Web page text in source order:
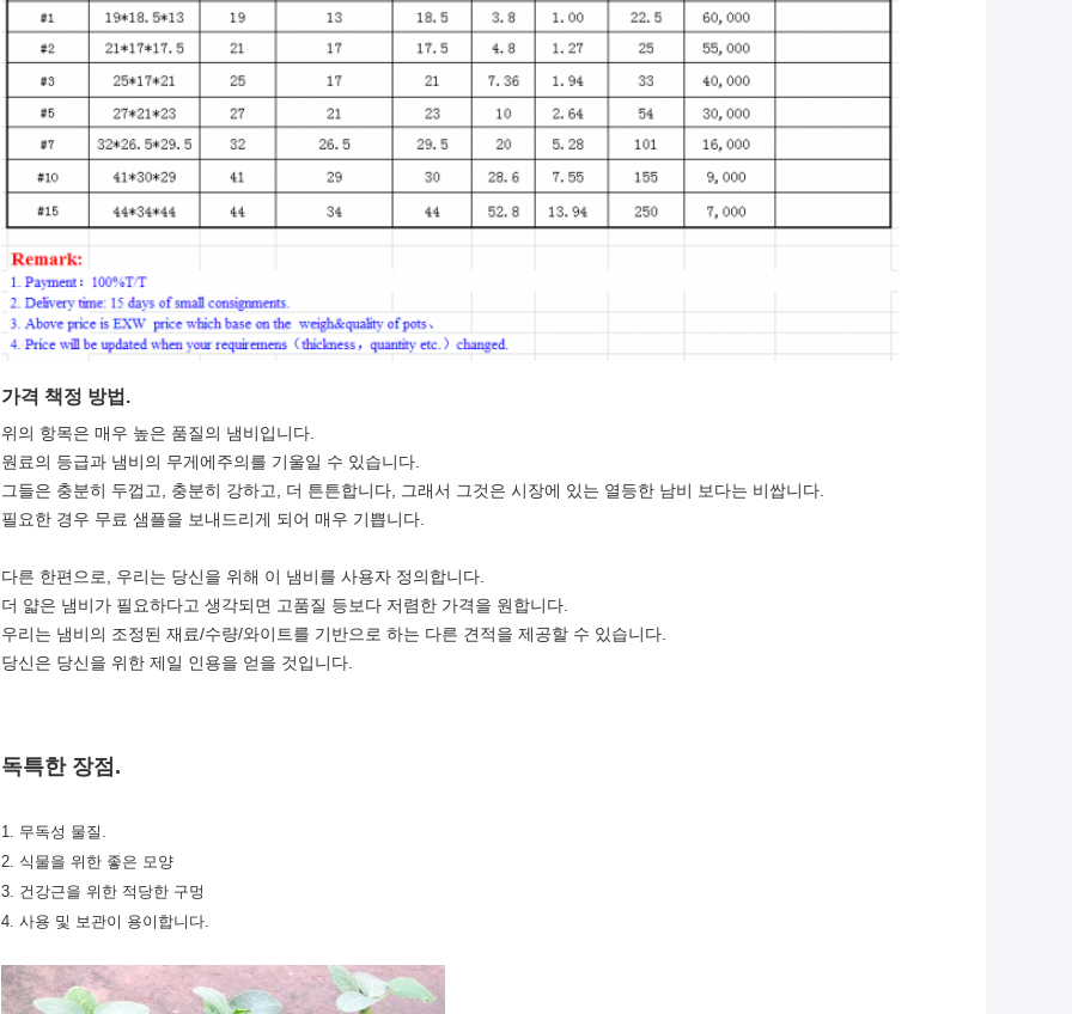
가격 책정 방법.
위의 항목은 매우 높은 품질의 냄비입니다.
원료의 등급과 냄비의 무게에주의를 기울일 수 있습니다.
그들은 충분히 두껍고, 충분히 강하고, 더 튼튼합니다, 그래서 그것은 시장에 있는 열등한 남비 보다는 비쌉니다.
필요한 경우 무료 샘플을 보내드리게 되어 매우 기쁩니다.
다른 한편으로, 우리는 당신을 위해 이 냄비를 사용자 정의합니다.
더 얇은 냄비가 필요하다고 생각되면 고품질 등보다 저렴한 가격을 원합니다.
우리는 냄비의 조정된 재료/수량/와이트를 기반으로 하는 다른 견적을 제공할 수 있습니다.
당신은 당신을 위한 제일 인용을 얻을 것입니다.
독특한 장점.
1. 무독성 물질.
2. 식물을 위한 좋은 모양
3. 건강근을 위한 적당한 구멍
4. 사용 및 보관이 용이합니다.